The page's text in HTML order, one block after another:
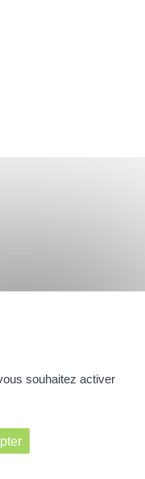
DOUCHE &AMP; BAIN
gamme Bain
souhaitez activer